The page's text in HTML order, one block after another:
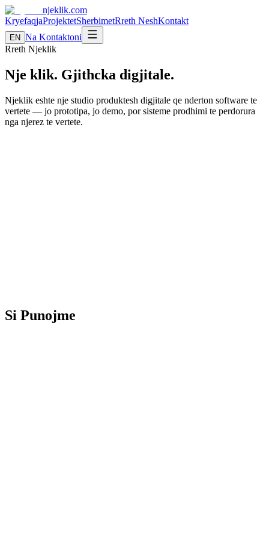
njeklik.com
KryefaqjaProjektetSherbimetRreth NeshKontakt
EN Na Kontaktoni
Rreth Njeklik
Nje klik. Gjithcka digjitale.
Njeklik eshte nje studio produktesh digjitale qe nderton software te
vertete — jo prototipa, jo demo, por sisteme prodhimi te perdorura
nga njerez te vertete.
Si Punojme